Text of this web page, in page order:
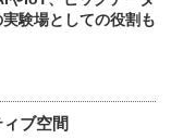
験場としての役割も
ブ空間